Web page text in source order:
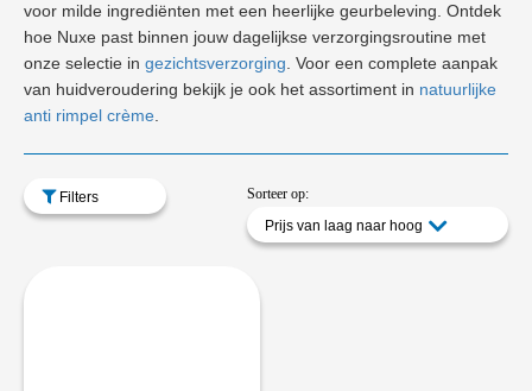
voor milde ingrediënten met een heerlijke geurbeleving. Ontdek
hoe Nuxe past binnen jouw dagelijkse verzorgingsroutine met
onze selectie in gezichtsverzorging . Voor een complete aanpak
van huidveroudering bekijk je ook het assortiment in natuurlijke
anti rimpel crème
Filters
Sorteer op:
Prijs van laag naar hoog